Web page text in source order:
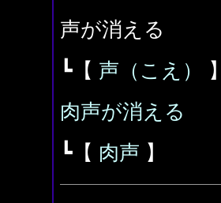
声が消える
┗【 声（こえ）
】
肉声が消える
┗【 肉声 】